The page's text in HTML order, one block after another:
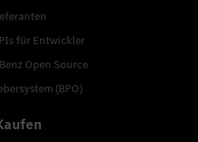
für Entwickler
Open Source
(BPO)